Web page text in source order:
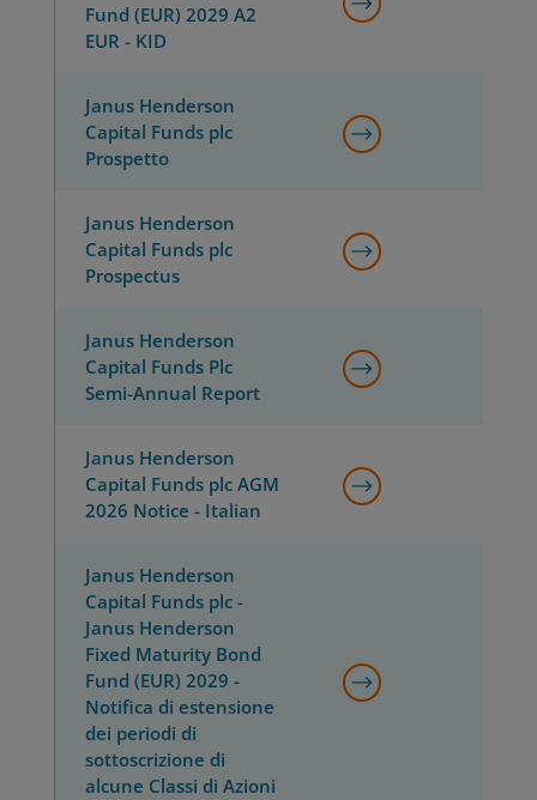
Fund (EUR) 2029 A2
EUR - KID
Janus Henderson
Capital Funds plc
Prospetto
Janus Henderson
Capital Funds plc
Prospectus
Janus Henderson
Capital Funds Plc
Semi-Annual Report
Janus Henderson
Capital Funds plc AGM
2026 Notice - Italian
Janus Henderson
Capital Funds plc -
Janus Henderson
Fixed Maturity Bond
Fund (EUR) 2029 -
Notifica di estensione
dei periodi di
sottoscrizione di
alcune Classi di Azioni